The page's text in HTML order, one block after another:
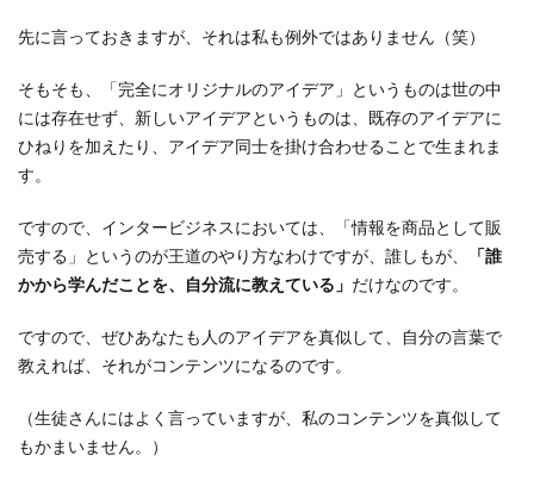
先に言っておきますが、それは私も例外ではありません（笑）
そもそも、「完全にオリジナルのアイデア」というものは世の中
には存在せず、新しいアイデアというものは、既存のアイデアに
ひねりを加えたり、アイデア同士を掛け合わせることで生まれま
す。
ですので、インタービジネスにおいては、「情報を商品として販
売する」というのが王道のやり方なわけですが、誰しもが、
「誰
かから学んだことを、自分流に教えている」 だけなのです。
ですので、ぜひあなたも人のアイデアを真似して、自分の言葉で
教えれば、それがコンテンツになるのです。
（生徒さんにはよく言っていますが、私のコンテンツを真似して
もかまいません。）